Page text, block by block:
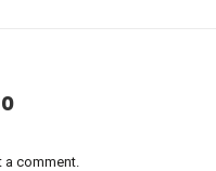
comment.